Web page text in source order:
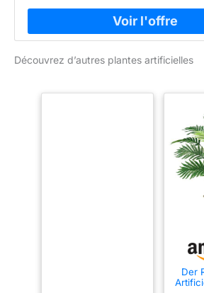
Découvrez d’autres plantes artificielles
Der